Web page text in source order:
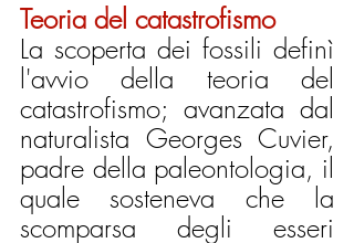
Teoria del catastrofismo
La scoperta dei fossili definì
l'avvio della teoria del
catastrofismo; avanzata dal
naturalista Georges Cuvier,
padre della paleontologia, il
quale sosteneva che la
scomparsa degli esseri